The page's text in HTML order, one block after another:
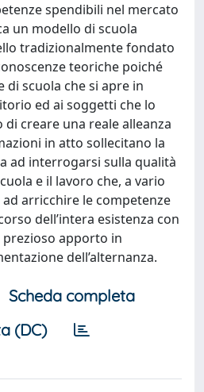
spendibili nel mercato
un modello di scuola
tradizionalmente fondato
teoriche poiché
di scuola che si apre in
ed ai soggetti che lo
di creare una reale alleanza
in atto sollecitano la
ad interrogarsi sulla qualità
e il lavoro che, a vario
arricchire le competenze
dell’intera esistenza con
apporto in
dell’alternanza.
Scheda completa
(DC)